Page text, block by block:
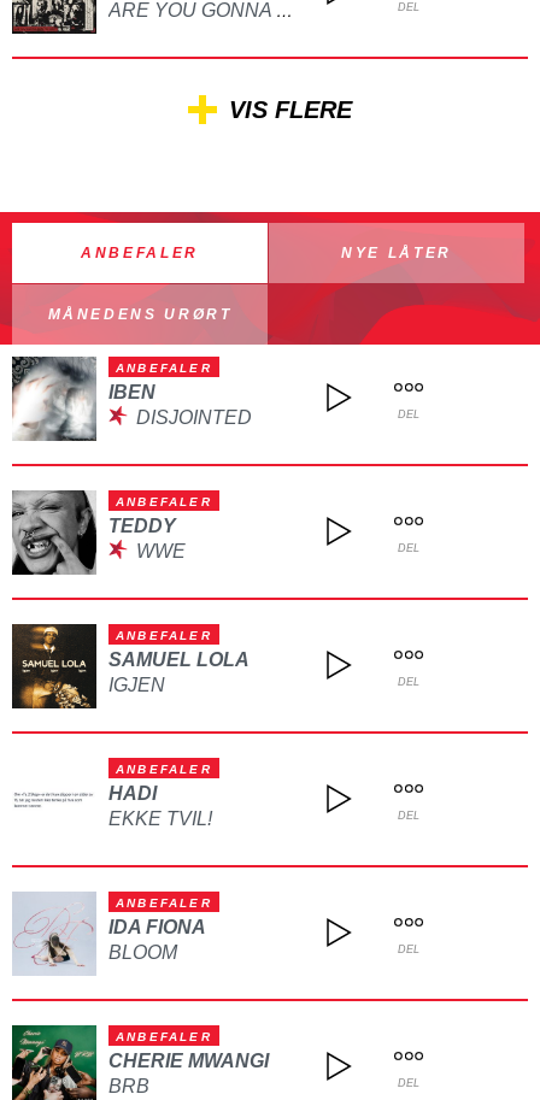
ARE YOU GONNA BORE ME NOW? DEL
VIS FLERE
ANBEFALER NYE LÅTER
MÅNEDENS URØRT
ANBEFALER
IBEN
DISJOINTED
DEL
ANBEFALER
TEDDY
WWE
DEL
ANBEFALER
SAMUEL LOLA
IGJEN
DEL
ANBEFALER
HADI
EKKE TVIL!
DEL
ANBEFALER
IDA FIONA
BLOOM
DEL
ANBEFALER
CHERIE MWANGI
BRB
DEL